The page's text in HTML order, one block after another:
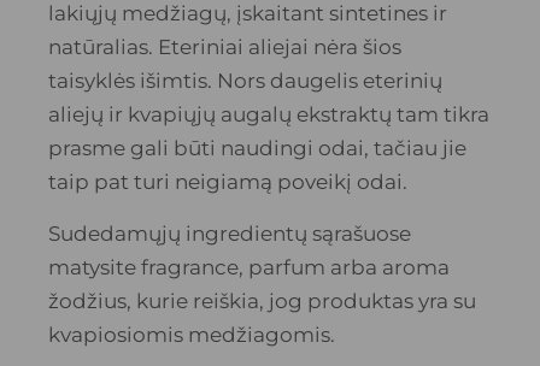
lakiųjų medžiagų, įskaitant sintetines ir
natūralias. Eteriniai aliejai nėra šios
taisyklės išimtis. Nors daugelis eterinių
aliejų ir kvapiųjų augalų ekstraktų tam tikra
prasme gali būti naudingi odai, tačiau jie
taip pat turi neigiamą poveikį odai.
Sudedamųjų ingredientų sąrašuose
matysite fragrance, parfum arba aroma
žodžius, kurie reiškia, jog produktas yra su
kvapiosiomis medžiagomis.